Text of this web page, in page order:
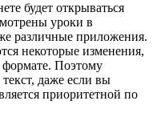
будет открываться
уроки в
различные приложения.
некоторые изменения,
Поэтому
даже если вы
приоритетной по